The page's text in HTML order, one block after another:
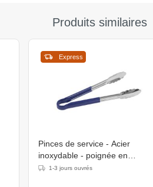
Produits similaires
Express
Pinces de service - Acier
inoxydable - poignée en
plastique résistant à la chaleur -
1-3 jours ouvrés